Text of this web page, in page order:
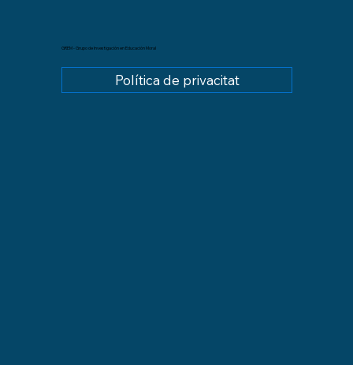
GREM - Grupo de Investigación en Educación Moral
Política de privacitat